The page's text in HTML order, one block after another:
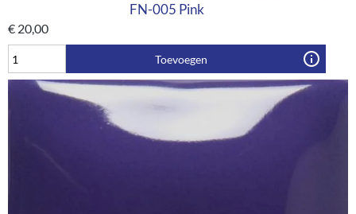
FN-005 Pink
€ 20,00
Toevoegen